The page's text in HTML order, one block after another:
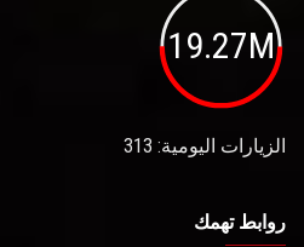
19.27M
الزيارات اليومية: 313
روابط تهمك